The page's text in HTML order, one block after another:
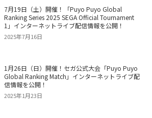
7月19日（土）開催！「Puyo Puyo Global
Ranking Series 2025 SEGA Official Tournament
1」インターネットライブ配信情報を公開！
2025年7月16日
1月26日（日）開催！セガ公式大会「Puyo Puyo
Global Ranking Match」インターネットライブ配
信情報を公開！
2025年1月23日